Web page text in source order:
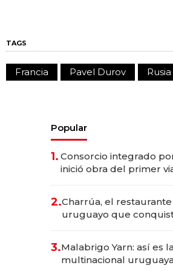
TAGS
Francia Pavel Durov Rusia
Popular
1. Consorcio integrado
inició obra del primer
millones
2.Charrúa, el restaurante
uruguayo que
anticipación y prepara
3.Malabrigo Yarn: así es
multinacional